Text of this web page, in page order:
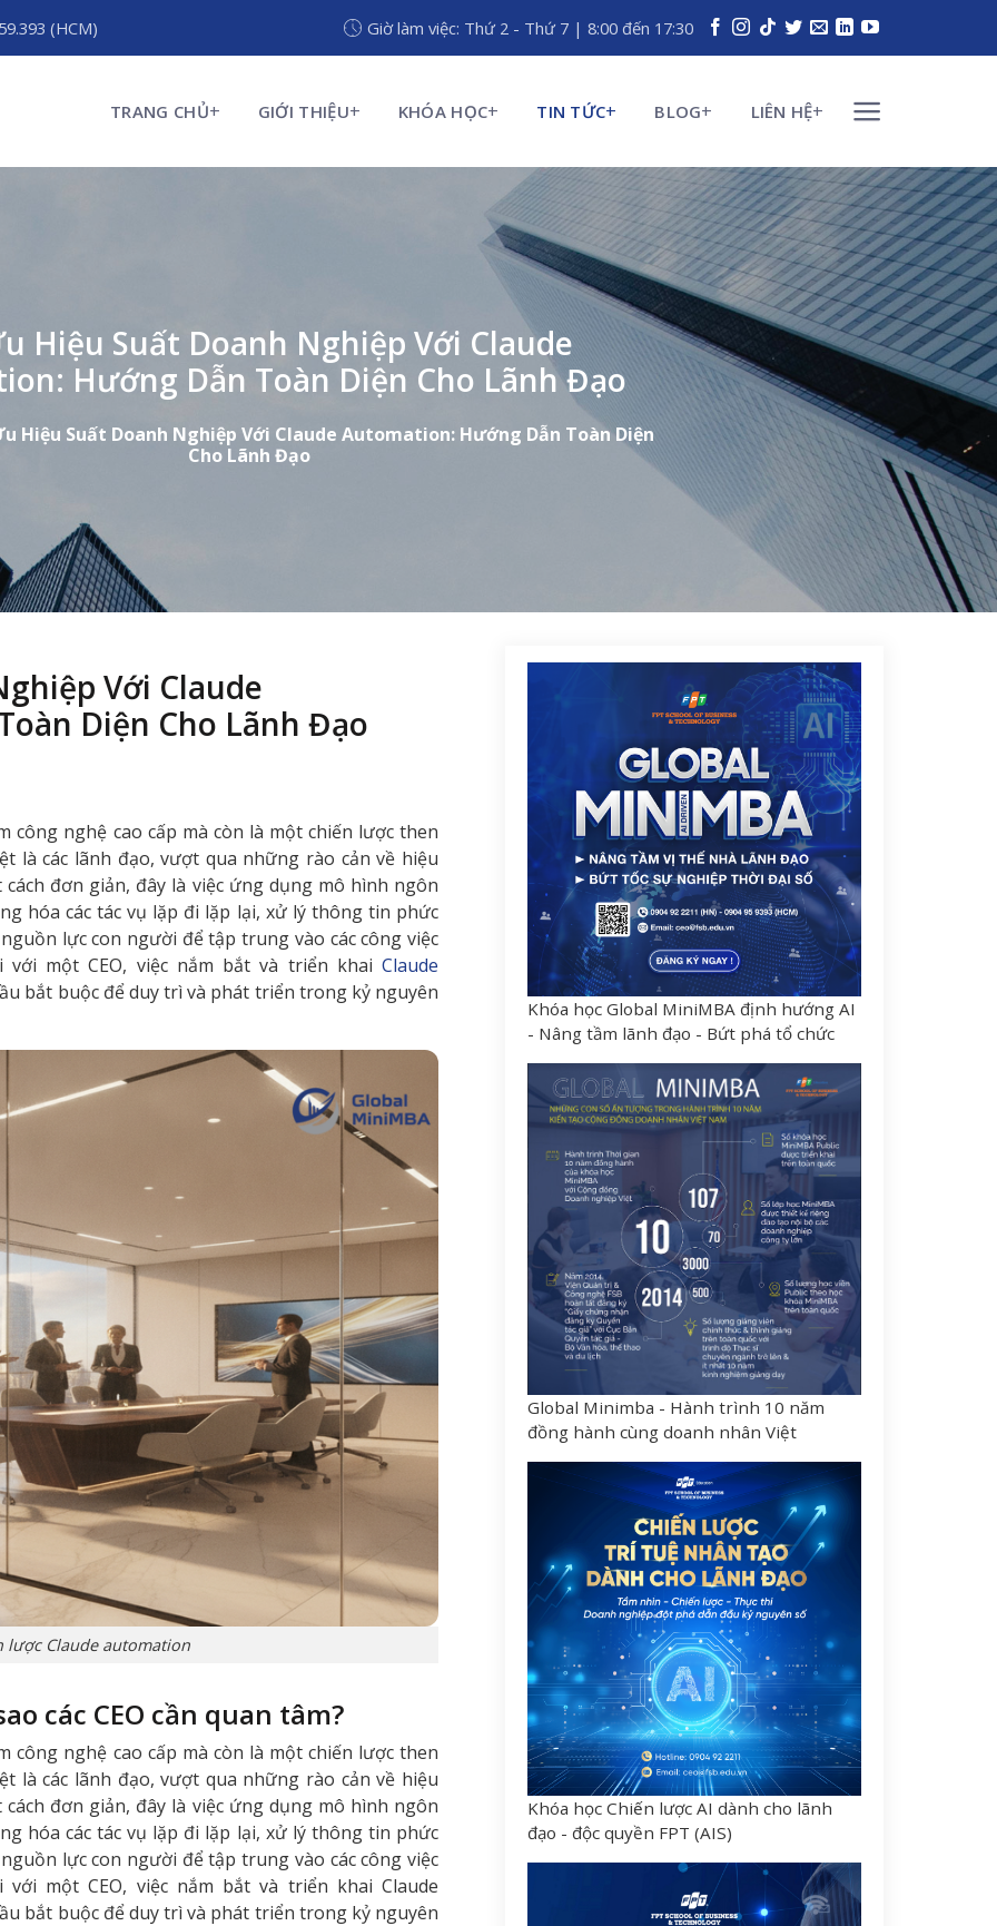
(HCM) Giờ làm việc: Thứ 2 - Thứ 7 | 8:00 đến 17:30
TRANG CHỦ GIỚI THIỆU KHÓA HỌC TIN TỨC BLOG LIÊN HỆ
Hiệu Suất Doanh Nghiệp Với Claude
Hướng Dẫn Toàn Diện Cho Lãnh Đạo
Hiệu Suất Doanh Nghiệp Với Claude Automation: Hướng Dẫn Toàn Diện
Cho Lãnh Đạo
Với Claude
Diện Cho Lãnh Đạo
công nghệ cao cấp mà còn là một chiến lược then
là các lãnh đạo, vượt qua những rào cản về hiệu
đơn giản, đây là việc ứng dụng mô hình ngôn
hóa các tác vụ lặp đi lặp lại, xử lý thông tin phức
lực con người để tập trung vào các công việc
một CEO, việc nắm bắt và triển khai Claude
bắt buộc để duy trì và phát triển trong kỷ nguyên
lược Claude automation
các CEO cần quan tâm?
công nghệ cao cấp mà còn là một chiến lược then
là các lãnh đạo, vượt qua những rào cản về hiệu
đơn giản, đây là việc ứng dụng mô hình ngôn
hóa các tác vụ lặp đi lặp lại, xử lý thông tin phức
lực con người để tập trung vào các công việc
một CEO, việc nắm bắt và triển khai Claude
bắt buộc để duy trì và phát triển trong kỷ nguyên
Khóa học Global MiniMBA định hướng AI
- Nâng tầm lãnh đạo - Bứt phá tổ chức
Global Minimba - Hành trình 10 năm
đồng hành cùng doanh nhân Việt
Khóa học Chiến lược AI dành cho lãnh
đạo - độc quyền FPT (AIS)